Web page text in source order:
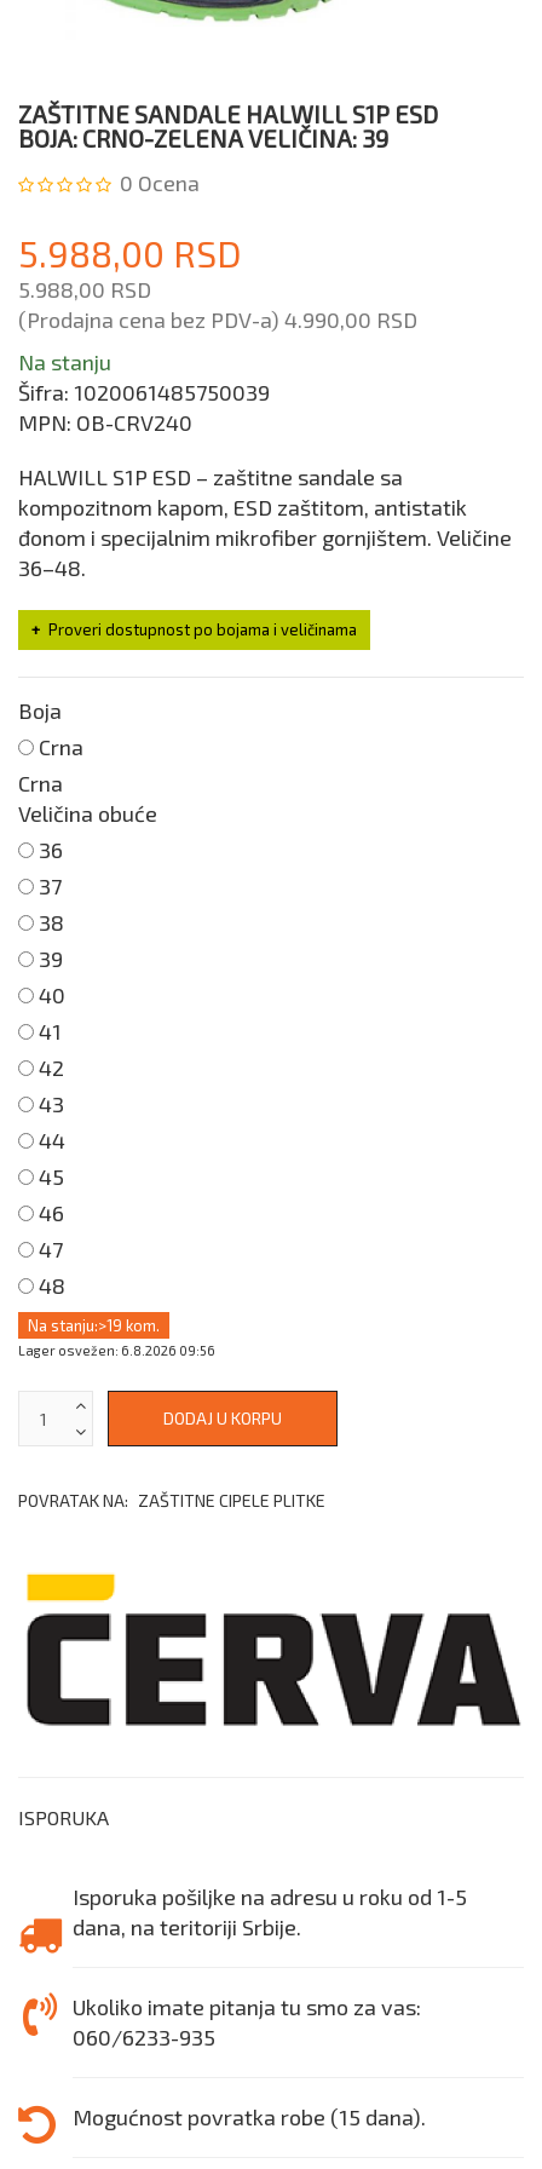
ZAŠTITNE SANDALE HALWILL S1P ESD
BOJA: CRNO-ZELENA VELIČINA: 39
0 Ocena
5.988,00 RSD
5.988,00 RSD
(Prodajna cena bez PDV-a) 4.990,00 RSD
Na stanju
Šifra: 1020061485750039
MPN: OB-CRV240
HALWILL S1P ESD – zaštitne sandale sa
kompozitnom kapom, ESD zaštitom, antistatik
đonom i specijalnim mikrofiber gornjištem. Veličine
36–48.
Proveri dostupnost po bojama i veličinama
Boja
Crna
Crna
Veličina obuće
36
37
38
39
40
41
42
43
44
45
46
47
48
Na stanju:>19 kom.
Lager osvežen: 6.8.2026 09:56
POVRATAK NA: ZAŠTITNE CIPELE PLITKE
ISPORUKA
Isporuka pošiljke na adresu u roku od 1-5
dana, na teritoriji Srbije.
Ukoliko imate pitanja tu smo za vas:
060/6233-935
Mogućnost povratka robe (15 dana).